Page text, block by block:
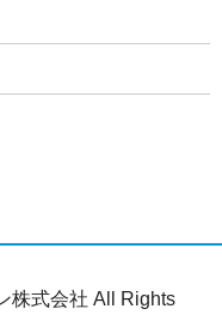
株式会社 All Rights